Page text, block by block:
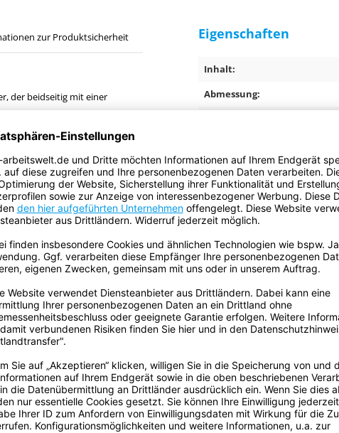
zur Produktsicherheit
der beidseitig mit einer
Verklebungen auf rauen
leicht entfernen.
geprüft und ist deshalb einer
Informationen und Daten werden von
erteilt. Sie stellen Durchschnittswerte
SE weder ausdrücklich noch
die Marktgängigkeit und die
Entscheidung verantwortlich, ob ein
des Benutzers geeignet ist. Falls
mit einer entsprechenden
Eigenschaften
Inhalt:
Abmessung:
Gesamtdicke:
Trägermaterial:
Klebemasse:
Ursprungsland:
Klebkraft auf Stahl:
Reißkraft:
Reißdehnung (Prozent):
Volumen:
Gefahrgut:
Batterien sind enthalten: